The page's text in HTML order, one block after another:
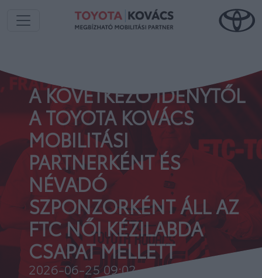
A KÖVETKEZŐ IDÉNYTŐL
A TOYOTA KOVÁCS
MOBILITÁSI
PARTNERKÉNT ÉS
NÉVADÓ
SZPONZORKÉNT ÁLL AZ
FTC NŐI KÉZILABDA
CSAPAT MELLETT
2026-06-25 09:02